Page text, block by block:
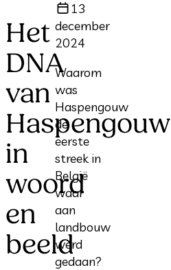
Het
DNA
van
Haspengouw
in
woord
en
beeld
13
december
2024
Waarom
was
Haspengouw
de
eerste
streek in
België
waar
aan
landbouw
werd
gedaan?